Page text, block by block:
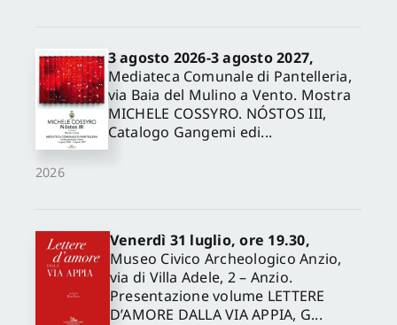
2026
3 agosto 2026-3 agosto 2027,
Mediateca Comunale di Pantelleria,
via Baia del Mulino a Vento. Mostra
MICHELE COSSYRO. NÓSTOS III,
Catalogo Gangemi edi...
Venerdì 31 luglio, ore 19.30,
Museo Civico Archeologico Anzio,
via di Villa Adele, 2 – Anzio.
Presentazione volume LETTERE
D’AMORE DALLA VIA APPIA, G...